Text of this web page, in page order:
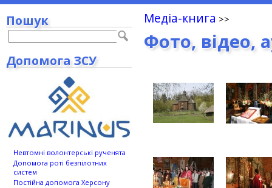
Медіа-книга
Фото, відео,
Пошук
Допомога ЗСУ
Невтомні волонтерські рученята
Допомога роті безпілотних
систем
Постійна допомога Херсону